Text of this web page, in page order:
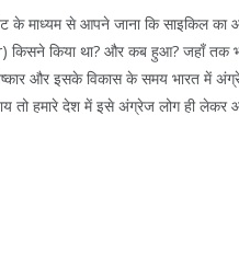
के माध्यम से आपने जाना कि साइकिल का
किया था? और कब हुआ? जहाँ तक
और इसके विकास के समय भारत में
तो हमारे देश में इसे अंग्रेज लोग ही लेकर